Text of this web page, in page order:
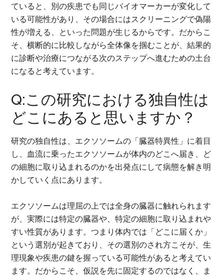
ていると、別の疾患でも同じバイオマーカーが変化して
いる可能性があり、その場合にはスクリーニングで偽陽
性が増える、といった問題が生じるからです。だからこ
そ、横断的に比較しながら全体像を掴むことが、結果的
に診断や治療につながる次のステップへ進むための土台
になると考えています。
Q:この研究における独自性は
どこにあると思いますか？
研究の独自性は、エクソソームの「臓器特異性」に着目
し、血流に乗ったエクソソームが体内のどこへ届き、ど
の細胞に取り込まれるのかを出発点にして病態を解き明
かしていく点にあります。
エクソソームは理屈の上では全身の臓器に触れられます
が、実際には特定の臓器や、特定の細胞に取り込まれや
すい性質があります。つまり体内では「どこに届くか」
という選別が起きており、その選別のされ方こそが、生
理現象や疾患の鍵を握っている可能性があると考えてい
ます。だからこそ、仮説を先に固定するのではなく、ま